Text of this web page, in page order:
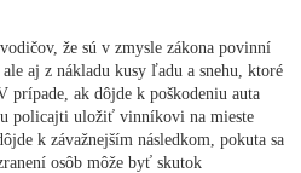
že sú v zmysle zákona povinní
aj z nákladu kusy ľadu a snehu, ktoré
ak dôjde k poškodeniu auta
policajti uložiť vinníkovi na mieste
k závažnejším následkom, pokuta sa
osôb môže byť skutok